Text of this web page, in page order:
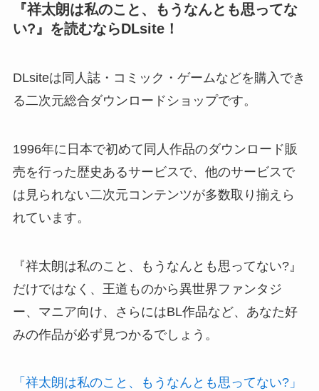
『祥太朗は私のこと、もうなんとも思ってな
い?』を読むならDLsite！
DLsiteは同人誌・コミック・ゲームなどを購入でき
る二次元総合ダウンロードショップです。
1996年に日本で初めて同人作品のダウンロード販
売を行った歴史あるサービスで、他のサービスで
は見られない二次元コンテンツが多数取り揃えら
れています。
『祥太朗は私のこと、もうなんとも思ってない?』
だけではなく、王道ものから異世界ファンタジ
ー、マニア向け、さらにはBL作品など、あなた好
みの作品が必ず見つかるでしょう。
「祥太朗は私のこと、もうなんとも思ってない?」